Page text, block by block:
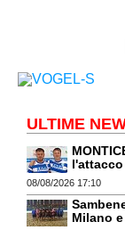
ULTIME
l'attacco
08/08/2026 17:10
Milano